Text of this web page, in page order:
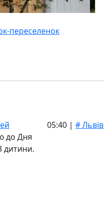
переселенок
до Дня
дитини.
05:40 |# Львів